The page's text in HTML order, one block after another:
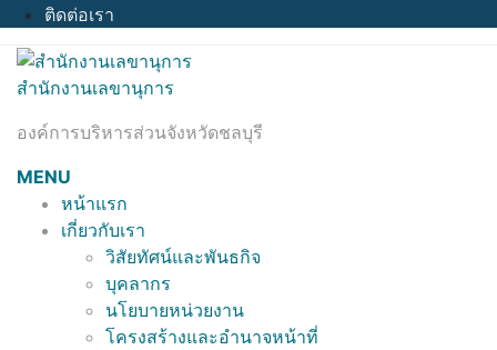
ติดต่อเรา
สำนักงานเลขานุการ
องค์การบริหารส่วนจังหวัดชลบุรี
MENU
หน้าแรก
เกี่ยวกับเรา
วิสัยทัศน์และพันธกิจ
บุคลากร
นโยบายหน่วยงาน
โครงสร้างและอำนาจหน้าที่